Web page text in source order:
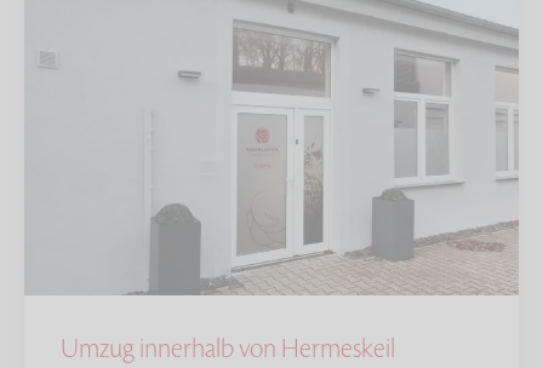
Umzug innerhalb von Hermeskeil